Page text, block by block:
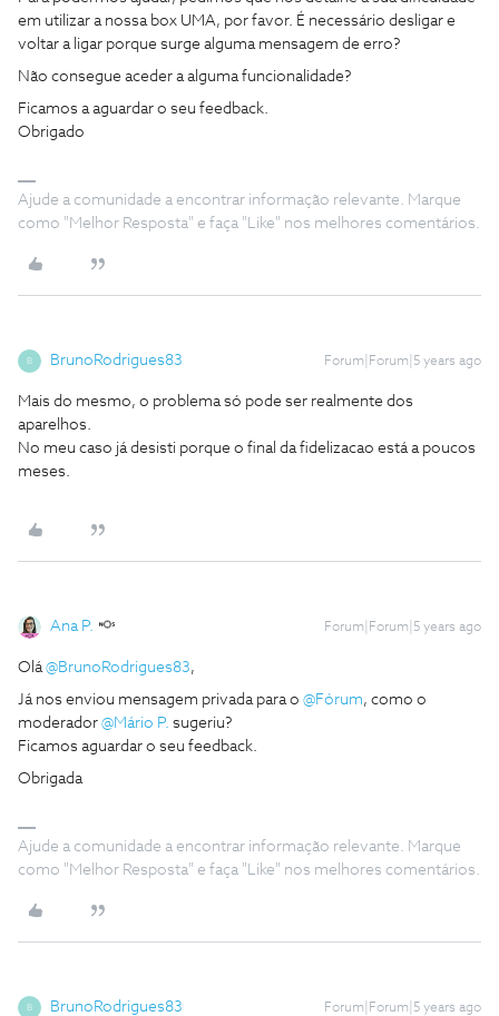
em utilizar a nossa box UMA, por favor. É necessário desligar e
voltar a ligar porque surge alguma mensagem de erro?
Não consegue aceder a alguma funcionalidade?
Ficamos a aguardar o seu feedback.
Obrigado
Ajude a comunidade a encontrar informação relevante. Marque
como "Melhor Resposta" e faça "Like" nos melhores comentários.
B BrunoRodrigues83 Forum|Forum|5 years ago
Mais do mesmo, o problema só pode ser realmente dos
aparelhos.
No meu caso já desisti porque o final da fidelizacao está a poucos
meses.
Ana P. Forum|Forum|5 years ago
Olá@BrunoRodrigues83,
Já nos enviou mensagem privada para o @Fórum, como o
moderador @Mário P. sugeriu?
Ficamos aguardar o seu feedback.
Obrigada
Ajude a comunidade a encontrar informação relevante. Marque
como "Melhor Resposta" e faça "Like" nos melhores comentários.
B BrunoRodrigues83 Forum|Forum|5 years ago